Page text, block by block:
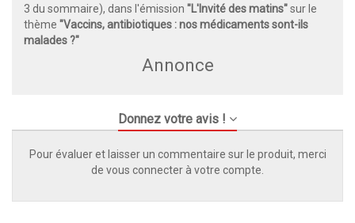
3 du sommaire), dans l'émission "L'Invité des matins"sur le
thème "Vaccins, antibiotiques : nos médicaments sont-ils
malades ?"
Annonce
Donnez votre avis !
Pour évaluer et laisser un commentaire sur le produit, merci
de vous connecter à votre compte.